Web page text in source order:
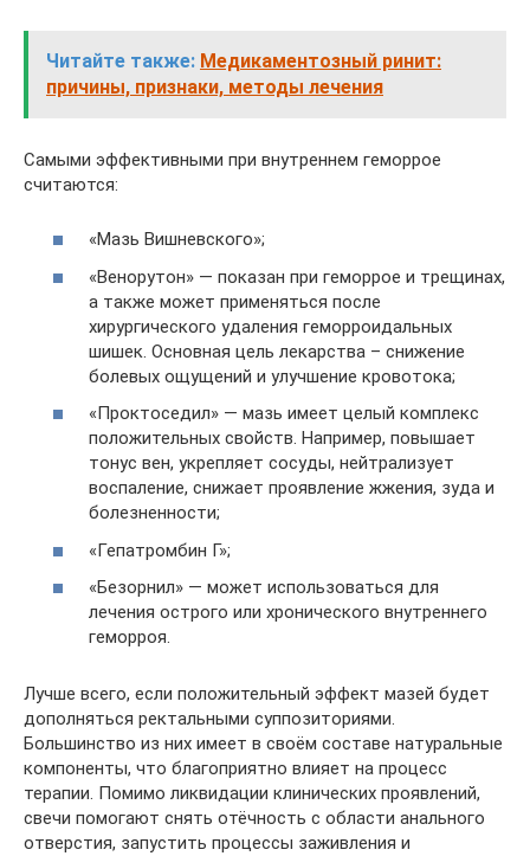
Читайте также: Медикаментозный ринит:
причины, признаки, методы лечения
Самыми эффективными при внутреннем геморрое
считаются:
«Мазь Вишневского»;
«Венорутон» — показан при геморрое и трещинах,
а также может применяться после
хирургического удаления геморроидальных
шишек. Основная цель лекарства – снижение
болевых ощущений и улучшение кровотока;
«Проктоседил» — мазь имеет целый комплекс
положительных свойств. Например, повышает
тонус вен, укрепляет сосуды, нейтрализует
воспаление, снижает проявление жжения, зуда и
болезненности;
«Гепатромбин Г»;
«Безорнил» — может использоваться для
лечения острого или хронического внутреннего
геморроя.
Лучше всего, если положительный эффект мазей будет
дополняться ректальными суппозиториями.
Большинство из них имеет в своём составе натуральные
компоненты, что благоприятно влияет на процесс
терапии. Помимо ликвидации клинических проявлений,
свечи помогают снять отёчность с области анального
отверстия, запустить процессы заживления и